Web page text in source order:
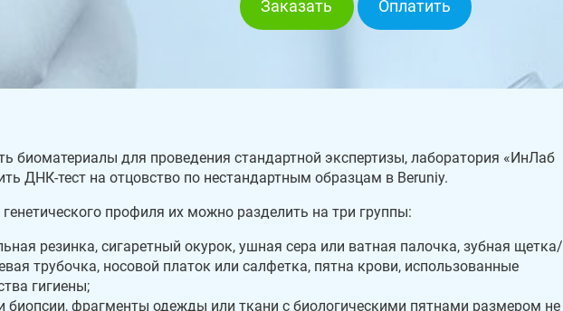
Заказать Оплатить
биоматериалы для проведения стандартной экспертизы, лаборатория «ИнЛаб
ДНК-тест на отцовство по нестандартным образцам в Beruniy.
профиля их можно разделить на три группы:
резинка, сигаретный окурок, ушная сера или ватная палочка, зубная щетка/
трубочка, носовой платок или салфетка, пятна крови, использованные
гигиены;
биопсии, фрагменты одежды или ткани с биологическими пятнами размером не